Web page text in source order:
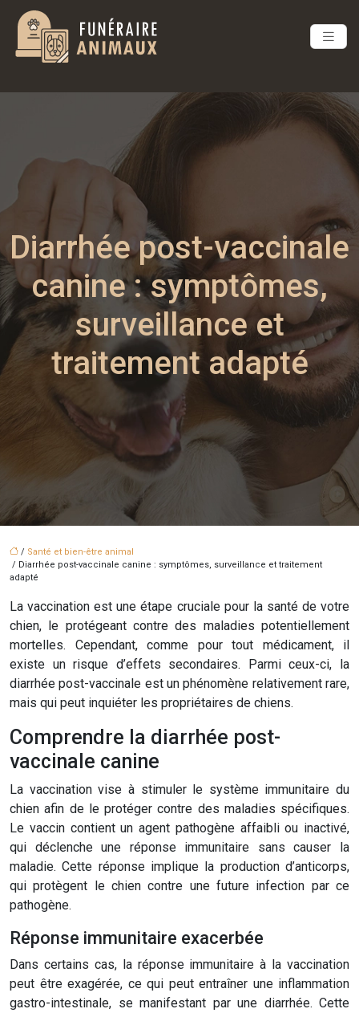
Diarrhée post-vaccinale
canine : symptômes,
surveillance et
traitement adapté
/ Santé et bien-être animal
/ Diarrhée post-vaccinale canine : symptômes, surveillance et traitement
adapté
La vaccination est une étape cruciale pour la santé de votre
chien, le protégeant contre des maladies potentiellement
mortelles. Cependant, comme pour tout médicament, il
existe un risque d’effets secondaires. Parmi ceux-ci, la
diarrhée post-vaccinale est un phénomène relativement rare,
mais qui peut inquiéter les propriétaires de chiens.
Comprendre la diarrhée post-
vaccinale canine
La vaccination vise à stimuler le système immunitaire du
chien afin de le protéger contre des maladies spécifiques.
Le vaccin contient un agent pathogène affaibli ou inactivé,
qui déclenche une réponse immunitaire sans causer la
maladie. Cette réponse implique la production d’anticorps,
qui protègent le chien contre une future infection par ce
pathogène.
Réponse immunitaire exacerbée
Dans certains cas, la réponse immunitaire à la vaccination
peut être exagérée, ce qui peut entraîner une inflammation
gastro-intestinale, se manifestant par une diarrhée. Cette